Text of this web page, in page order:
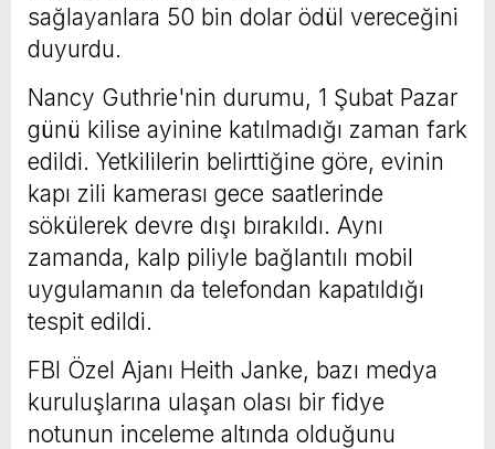
sağlayanlara 50 bin dolar ödül vereceğini
duyurdu.
Nancy Guthrie'nin durumu, 1 Şubat Pazar
günü kilise ayinine katılmadığı zaman fark
edildi. Yetkililerin belirttiğine göre, evinin
kapı zili kamerası gece saatlerinde
sökülerek devre dışı bırakıldı. Aynı
zamanda, kalp piliyle bağlantılı mobil
uygulamanın da telefondan kapatıldığı
tespit edildi.
FBI Özel Ajanı Heith Janke, bazı medya
kuruluşlarına ulaşan olası bir fidye
notunun inceleme altında olduğunu